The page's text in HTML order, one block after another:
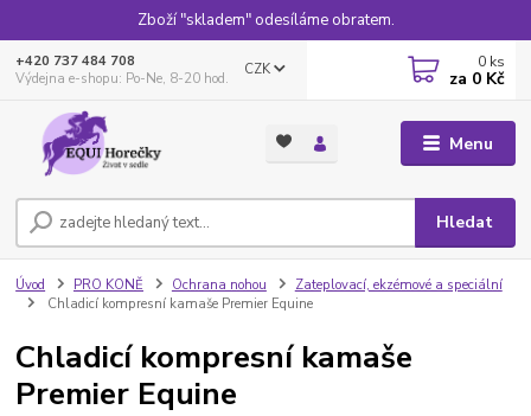
Zboží "skladem" odesíláme obratem.
Menu
CZK
Hledat
+420 737 484 708
Výdejna e-shopu: Po-Ne, 8-20 hod.
0 ks
za 0 Kč
Úvod PRO KONĚ Ochrana nohou
Zateplovací, ekzémové a speciální
Chladicí kompresní kamaše Premier Equine
Chladicí kompresní kamaše
Premier Equine